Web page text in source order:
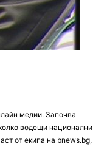
медии. Започва
водещи национални
от екипа на bnews.bg,